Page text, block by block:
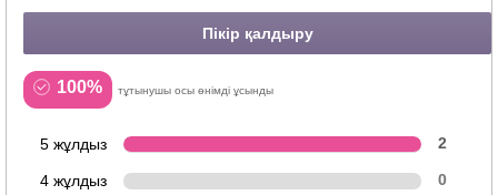
Пікір қалдыру
100% тұтынушы осы өнімді ұсынды
5 жұлдыз 2
4 жұлдыз 0